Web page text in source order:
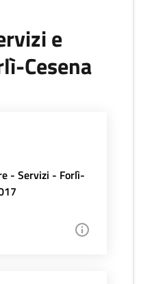
e
Cesena
- Servizi - Forlì-